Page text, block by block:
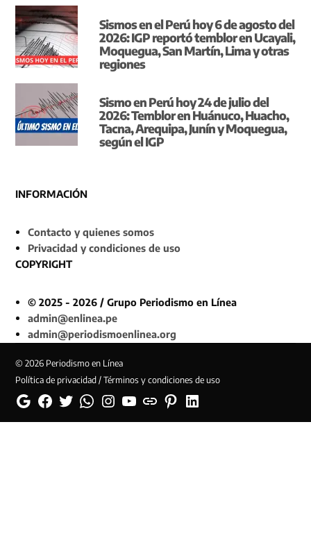
Sismos en el Perú hoy 6 de agosto del
2026: IGP reportó temblor en Ucayali,
Moquegua, San Martín, Lima y otras
regiones
Sismo en Perú hoy 24 de julio del
2026: Temblor en Huánuco, Huacho,
Tacna, Arequipa, Junín y Moquegua,
según el IGP
INFORMACIÓN
Contacto y quienes somos
Privacidad y condiciones de uso
COPYRIGHT
© 2025 - 2026 / Grupo Periodismo en Línea
admin@enlinea.pe
admin@periodismoenlinea.org
© 2026 Periodismo en Línea
Política de privacidad / Términos y condiciones de uso
GoogleFacebookTwitterWhatsappInstagramYouTubeWeb PinterestLinkedin